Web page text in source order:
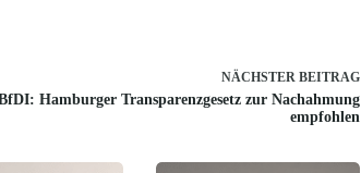
NÄCHSTER BEITRAG
Hamburger Transparenzgesetz zur Nachahmung
empfohlen